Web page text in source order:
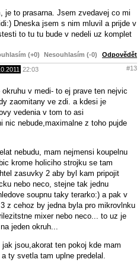
je to prasarna. Jsem zvedavej co mi
Dneska jsem s nim mluvil a prijde v
to tu tu bude v nedeli uz komplet
(+0) Nesouhlasím (-0) Odpovědět
22:03 #13
v medi- to ej prave ten nejvic
zaomitany ve zdi. a kdesi je
vedenia v tom to asi
nic nebude,maximalne z toho pujde
nebudu, mam nejmensi koupelnu
krome holiciho strojku se tam
zasuvky 2 aby byl kam pripojit
nebo neco, stejne tak jednu
soupnu taky terarko:) a pak v
z cehoz by jedna byla pro mikrovlnku
mixer nebo neco... to uz je
jeden okruh...
jsou,akorat ten pokoj kde mam
ty svetla tam uplne predelal.